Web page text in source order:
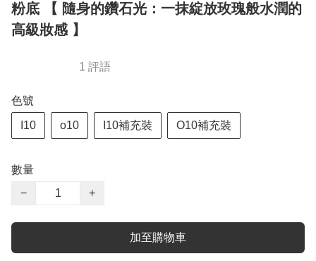
粉底 【 隨身的鑽石光：一抹綻放玫瑰般水潤的
高級妝感 】
1 評語
色號
I10 o10 I10補充裝 O10補充裝
數量
−
+
加至購物車